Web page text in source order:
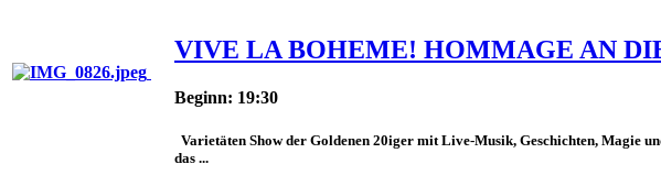
VIVE LA BOHEME! HOMMAGE AN
Beginn: 19:30
Varietäten Show der Goldenen 20iger mit Live-Musik, Geschichten, Magie
das ...